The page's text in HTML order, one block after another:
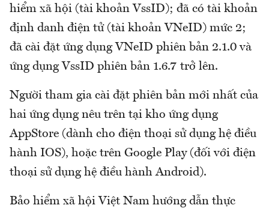
hiểm xã hội (tài khoản VssID); đã có tài khoản
định danh điện tử (tài khoản VNeID) mức 2;
đã cài đặt ứng dụng VNeID phiên bản 2.1.0 và
ứng dụng VssID phiên bản 1.6.7 trở lên.
Người tham gia cài đặt phiên bản mới nhất của
hai ứng dụng nêu trên tại kho ứng dụng
AppStore (dành cho điện thoại sử dụng hệ điều
hành IOS), hoặc trên Google Play (đối với điện
thoại sử dụng hệ điều hành Android).
Bảo hiểm xã hội Việt Nam hướng dẫn thực